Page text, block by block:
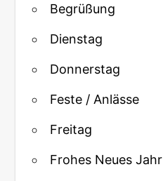
Begrüßung
Dienstag
Donnerstag
Feste / Anlässe
Freitag
Frohes Neues Jahr